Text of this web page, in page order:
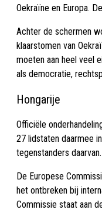
Oekraïne en Europa.
Achter de schermen
klaarstomen van
moeten aan heel veel
als democratie,
Hongarije
Officiële
27 lidstaten daarmee
tegenstanders daarvan.
De Europese
het ontbreken bij
Commissie staat aan